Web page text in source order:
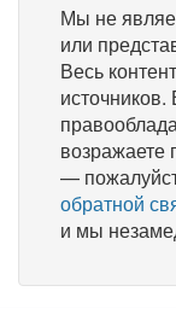
Мы не
или
Весь
возражаете
—
обратной
и мы